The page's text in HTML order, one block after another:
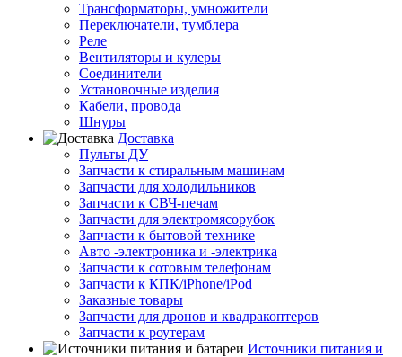
Трансформаторы, умножители
Переключатели, тумблера
Реле
Вентиляторы и кулеры
Соединители
Установочные изделия
Кабели, провода
Шнуры
Доставка
Пульты ДУ
Запчасти к стиральным машинам
Запчасти для холодильников
Запчасти к СВЧ-печам
Запчасти для электромясорубок
Запчасти к бытовой технике
Авто -электроника и -электрика
Запчасти к сотовым телефонам
Запчасти к КПК/iPhone/iPod
Заказные товары
Запчасти для дронов и квадракоптеров
Запчасти к роутерам
Источники питания и